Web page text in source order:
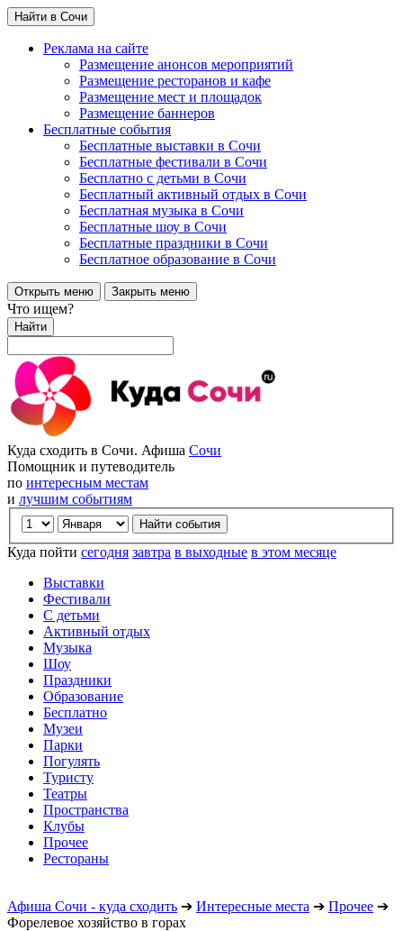
Найти в Сочи
Реклама на сайте
Размещение анонсов мероприятий
Размещение ресторанов и кафе
Размещение мест и площадок
Размещение баннеров
Бесплатные события
Бесплатные выставки в Сочи
Бесплатные фестивали в Сочи
Бесплатно с детьми в Сочи
Бесплатный активный отдых в Сочи
Бесплатная музыка в Сочи
Бесплатные шоу в Сочи
Бесплатные праздники в Сочи
Бесплатное образование в Сочи
Открыть меню Закрыть меню
Что ищем?
Найти
Куда сходить в Сочи. Афиша Сочи
Помощник и путеводитель
по интересным местам
и лучшим событиям
Куда пойти сегодня завтра в выходные в этом месяце
Выставки
Фестивали
С детьми
Активный отдых
Музыка
Шоу
Праздники
Образование
Бесплатно
Музеи
Парки
Погулять
Туристу
Театры
Пространства
Клубы
Прочее
Рестораны
Афиша Сочи - куда сходить ➔ Интересные места ➔ Прочее ➔
Форелевое хозяйство в горах